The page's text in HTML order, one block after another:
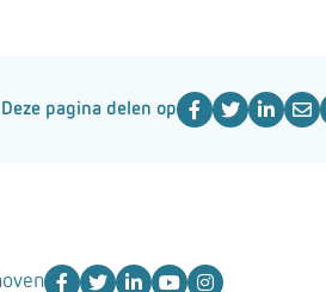
Deze pagina delen op